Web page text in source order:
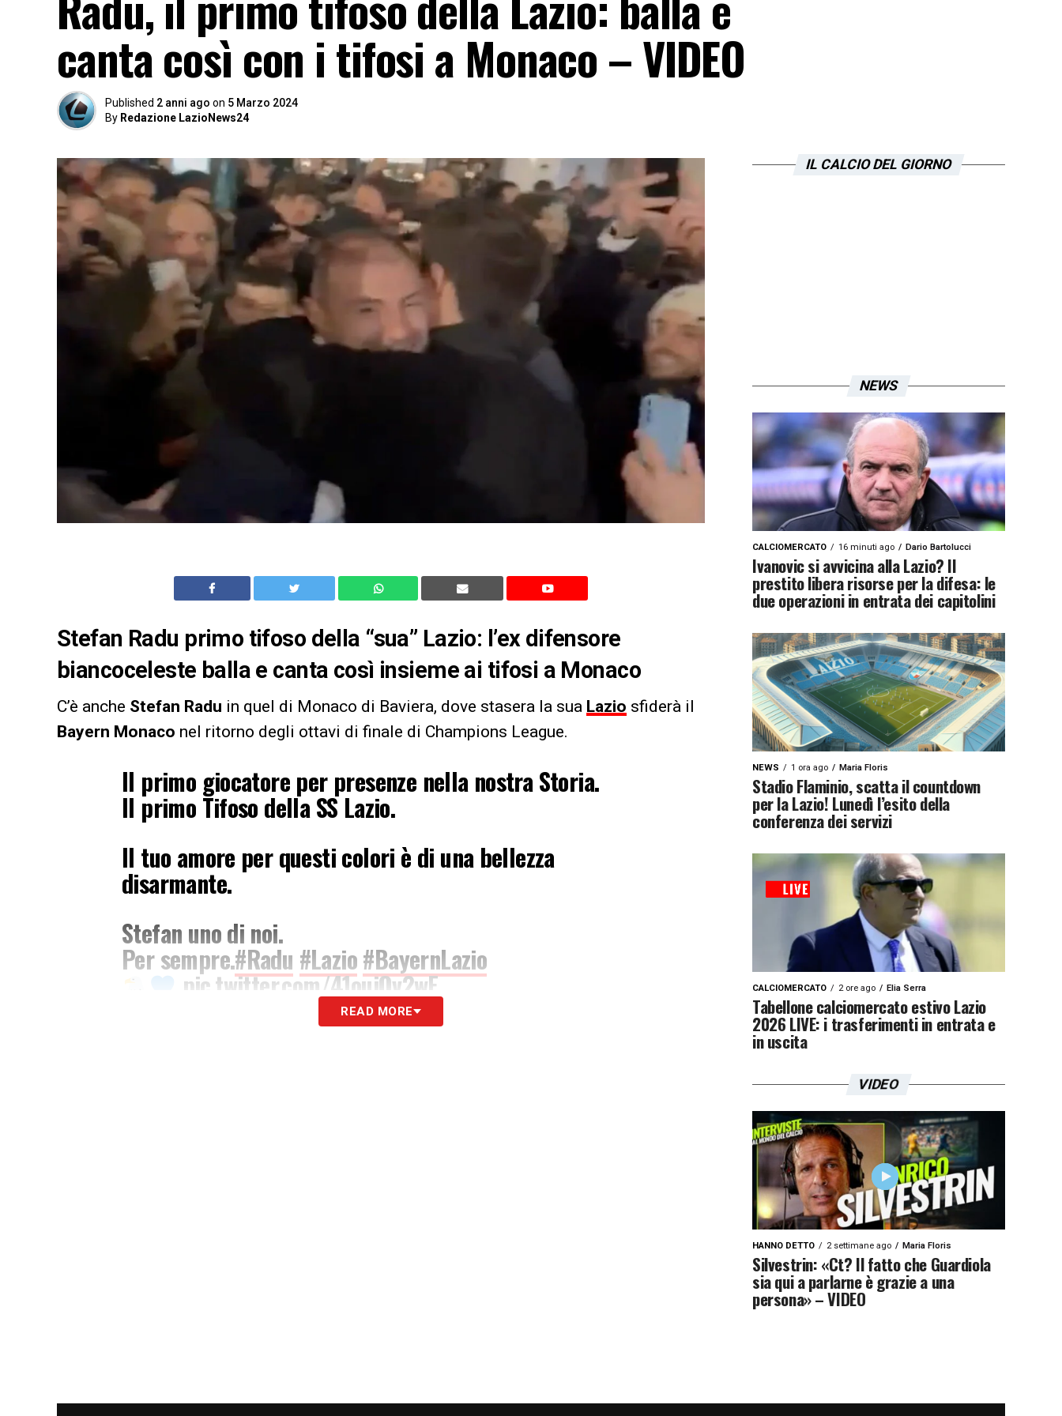
canta così con i tifosi a Monaco – VIDEO
Published 2 anni ago on 5 Marzo 2024
By Redazione LazioNews24
Stefan Radu primo tifoso della “sua” Lazio: l’ex difensore
biancoceleste balla e canta così insieme ai tifosi a Monaco
C’è anche Stefan Radu in quel di Monaco di Baviera, dove stasera la sua Lazio sfiderà il
Bayern Monaco nel ritorno degli ottavi di finale di Champions League.
Il primo giocatore per presenze nella nostra Storia.
Il primo Tifoso della SS Lazio.
Il tuo amore per questi colori è di una bellezza
disarmante.
Stefan uno di noi.
Per sempre.#Radu #Lazio#BayernLazio
pic.twitter.com/41ouiOv2wE
— GiGi SSLazio (@GiGiSSLazio)March 4, 2024
READ MORE
IL CALCIO DEL GIORNO
NEWS
CALCIOMERCATO 16 minuti ago Dario Bartolucci
Ivanovic si avvicina alla Lazio? Il
prestito libera risorse per la difesa: le
due operazioni in entrata dei capitolini
NEWS 1 ora ago Maria Floris
Stadio Flaminio, scatta il countdown
per la Lazio! Lunedì l’esito della
conferenza dei servizi
CALCIOMERCATO 2 ore ago Elia Serra
Tabellone calciomercato estivo Lazio
2026 LIVE: i trasferimenti in entrata e
in uscita
VIDEO
HANNO DETTO 2 settimane ago Maria Floris
Silvestrin: «Ct? Il fatto che Guardiola
sia qui a parlarne è grazie a una
persona» – VIDEO